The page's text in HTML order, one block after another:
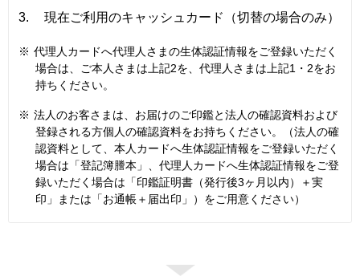
3. 現在ご利用のキャッシュカード（切替の場合のみ）
※ 代理人カードへ代理人さまの生体認証情報をご登録いただく
場合は、ご本人さまは上記2を、代理人さまは上記1・2をお
持ちください。
※ 法人のお客さまは、お届けのご印鑑と法人の確認資料および
登録される方個人の確認資料をお持ちください。（法人の確
認資料として、本人カードへ生体認証情報をご登録いただく
場合は「登記簿謄本」、代理人カードへ生体認証情報をご登
録いただく場合は「印鑑証明書（発行後3ヶ月以内）＋実
印」または「お通帳＋届出印」）をご用意ください）